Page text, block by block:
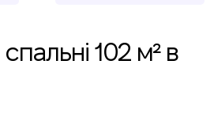
102 м² в